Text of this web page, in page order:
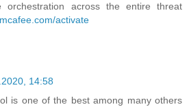
orchestration across the entire threat
mcafee.com/activate
14:58
is one of the best among many others